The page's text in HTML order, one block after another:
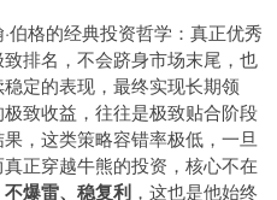
伯格的经典投资哲学：真正优秀
排名，不会跻身市场末尾，也
定的表现，最终实现长期领
致收益，往往是极致贴合阶段
，这类策略容错率极低，一旦
正穿越牛熊的投资，核心不在
爆雷、稳复利 ，这也是他始终